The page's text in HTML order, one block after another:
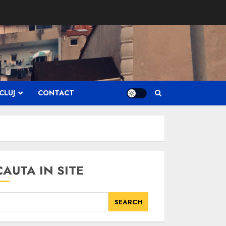
CONTACT
IN SITE
SEARCH